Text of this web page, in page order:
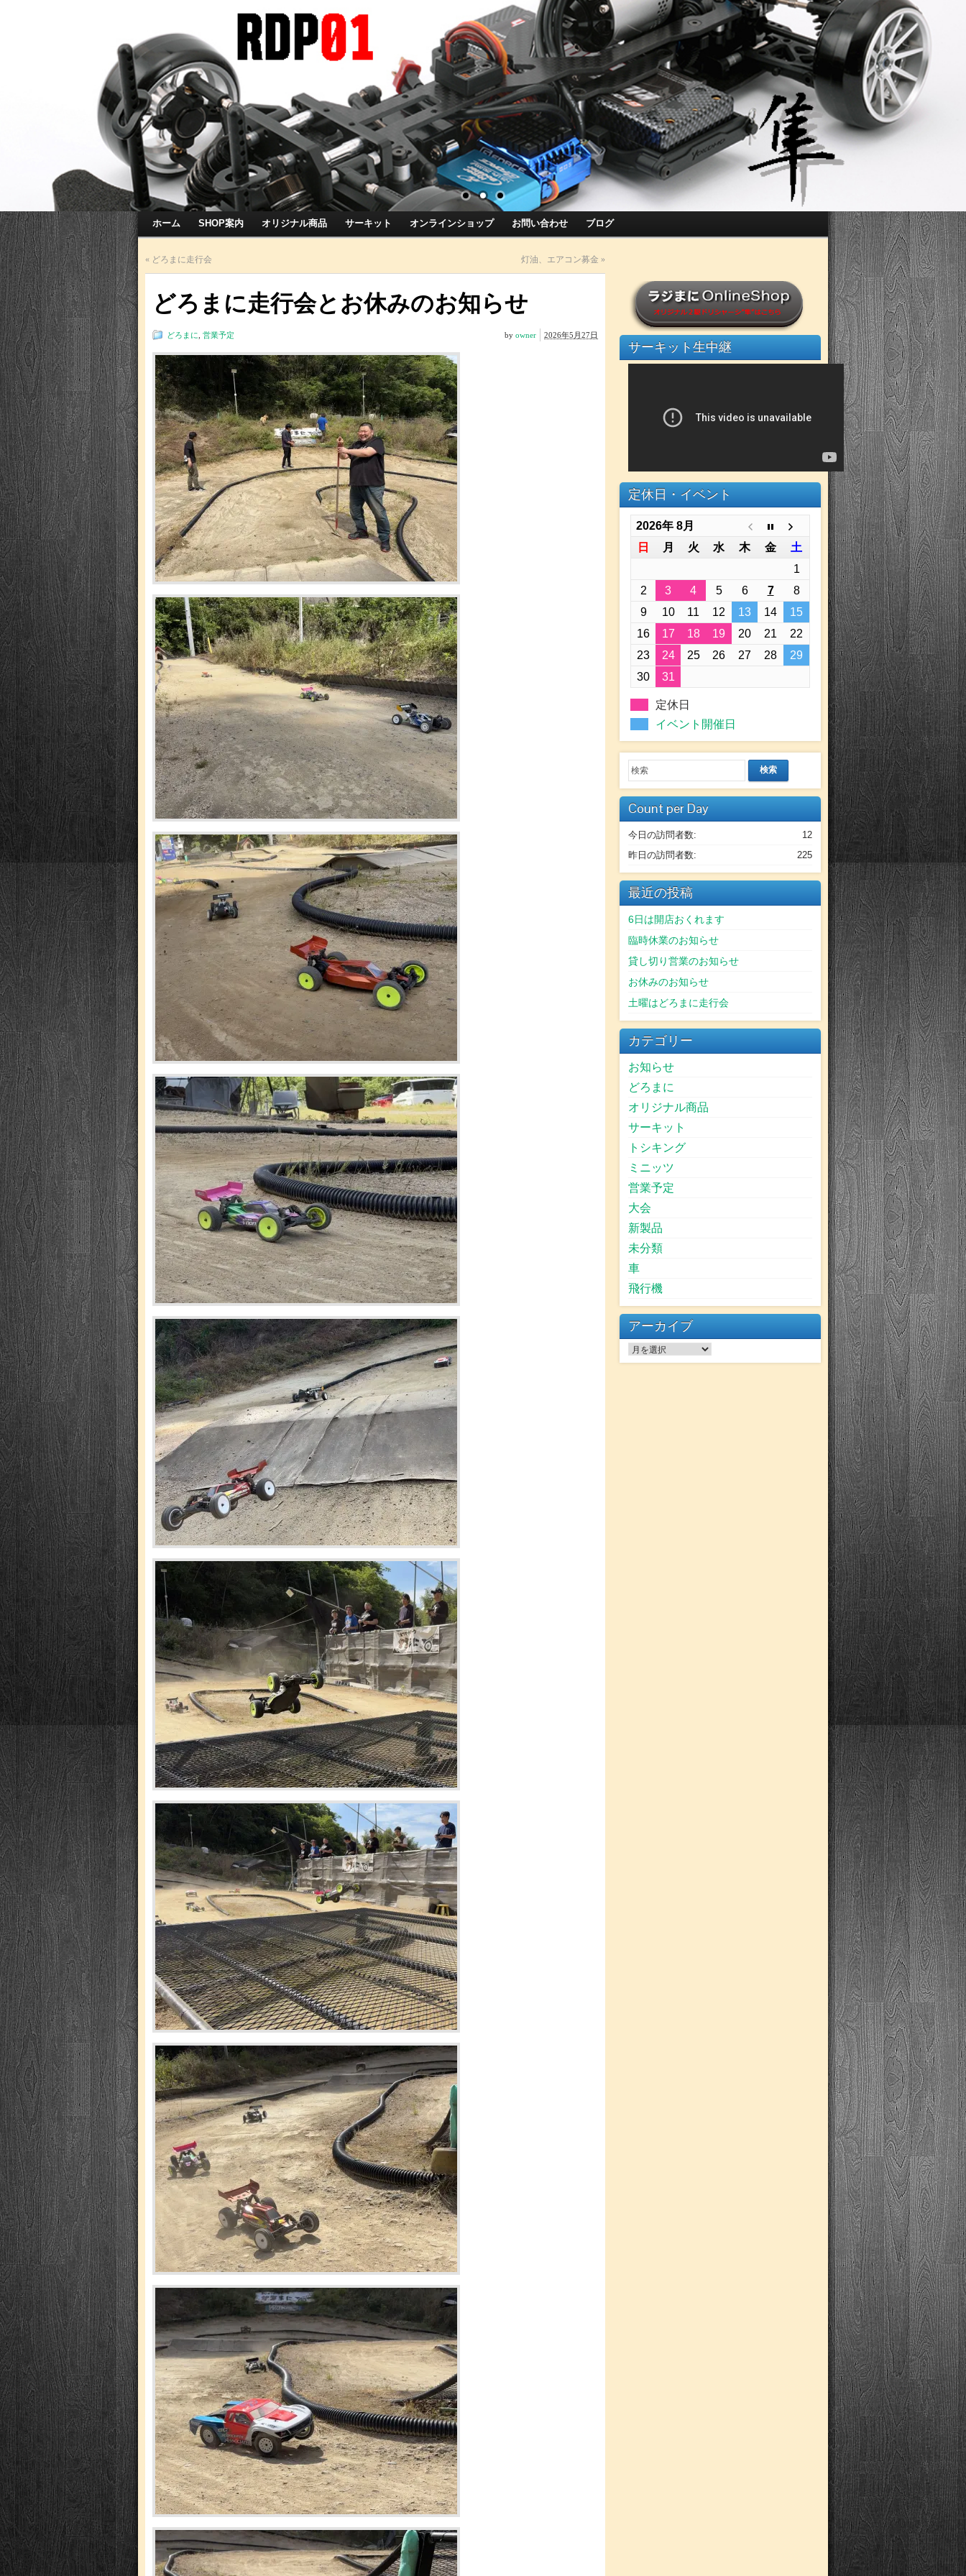
ホーム SHOP案内 オリジナル商品 サーキット オンラインショップ お問い合わせ ブログ
« どろまに走行会 灯油、エアコン募金 »
どろまに走行会とお休みのお知らせ
どろまに 営業予定 2026年5月27日
by owner
サーキット生中継
定休日・イベント
2026年 8月
日
月 火 水 木 金
土
1
2
3 4 5 6 7
8
9
10 11 12 13 14
15
16
17 18 19 20 21
22
23
24 25 26 27 28
29
30
31
定休日
イベント開催日
検索
Count per Day
12
今日の訪問者数:
225
昨日の訪問者数:
最近の投稿
6日は開店おくれます
臨時休業のお知らせ
貸し切り営業のお知らせ
お休みのお知らせ
土曜はどろまに走行会
カテゴリー
お知らせ
どろまに
オリジナル商品
サーキット
トシキング
ミニッツ
営業予定
大会
新製品
未分類
車
飛行機
アーカイブ
ア
ー